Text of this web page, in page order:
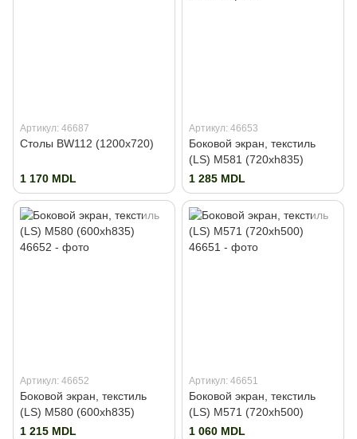
Артикул: 46687
Столы BW112 (1200x720)
1 170 MDL
Артикул: 46653
Боковой экран, текстиль
(LS) M581 (720xh835)
1 285 MDL
Артикул: 46652
Боковой экран, текстиль
(LS) M580 (600xh835)
1 215 MDL
Артикул: 46651
Боковой экран, текстиль
(LS) M571 (720xh500)
1 060 MDL